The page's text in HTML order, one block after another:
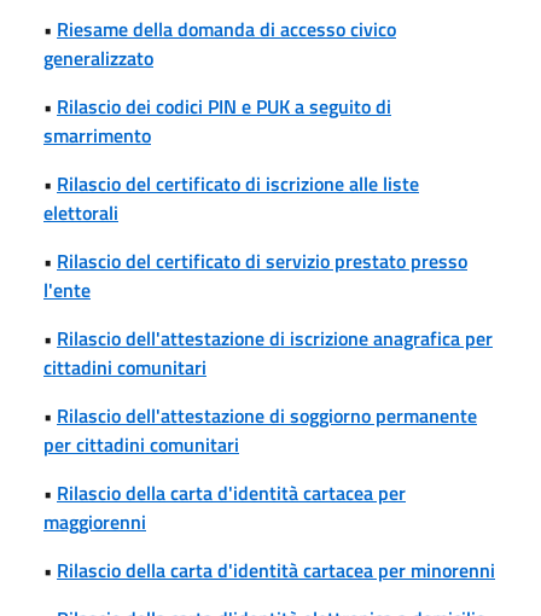
• Riesame della domanda di accesso civico
generalizzato
• Rilascio dei codici PIN e PUK a seguito di
smarrimento
• Rilascio del certificato di iscrizione alle liste
elettorali
• Rilascio del certificato di servizio prestato presso
l'ente
• Rilascio dell'attestazione di iscrizione anagrafica per
cittadini comunitari
• Rilascio dell'attestazione di soggiorno permanente
per cittadini comunitari
• Rilascio della carta d'identità cartacea per
maggiorenni
• Rilascio della carta d'identità cartacea per minorenni